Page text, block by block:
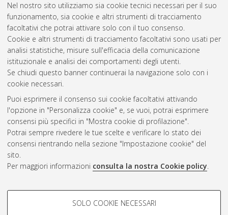
Nel nostro sito utilizziamo sia cookie tecnici necessari per il suo
funzionamento, sia cookie e altri strumenti di tracciamento
facoltativi che potrai attivare solo con il tuo consenso.
Cookie e altri strumenti di tracciamento facoltativi sono usati per
analisi statistiche, misure sull'efficacia della comunicazione
istituzionale e analisi dei comportamenti degli utenti.
Se chiudi questo banner continuerai la navigazione solo con i
cookie necessari.
Puoi esprimere il consenso sui cookie facoltativi attivando
l'opzione in "Personalizza cookie" e, se vuoi, potrai esprimere
consensi più specifici in "Mostra cookie di profilazione".
Potrai sempre rivedere le tue scelte e verificare lo stato dei
consensi rientrando nella sezione "Impostazione cookie" del
sito.
Per maggiori informazioni consulta la nostra Cookie policy.
COOKIE DI PROFILAZIONE -
SOLO COOKIE NECESSARI
Vedi altre statistiche
Gestione del documento:
Atom
Rss
2.0
AMS Acta
ISSN: 2038-7954
re3data.org -
doi.org/10.17616/R3P19R
Servizio implementato e
Impostazioni Cookie